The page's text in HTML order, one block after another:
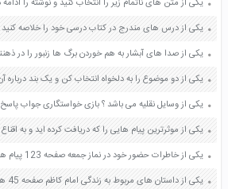
یکی از وسایل نقلیه می باشد ؟ بازی خواستگاری جواب پاسخ
یکی از خاطرات حضور خود در نماز جمعه صفحه 123 پیام های آسمان هفتم
یکی از داستان های مربوط به زندگی امام کاظم صفحه 45 هدیه های آسمان چهارم